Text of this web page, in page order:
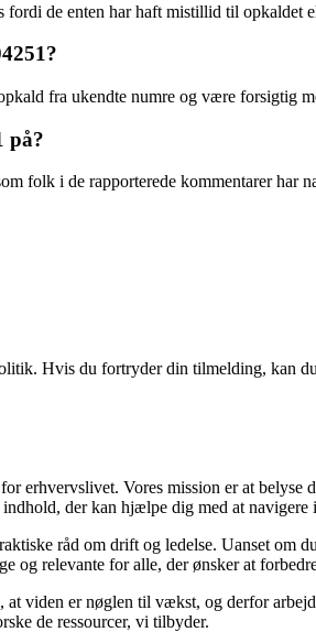
de enten har haft mistillid til opkaldet
fra ukendte numre og være forsigtig
på?
folk i de rapporterede kommentarer har
Hvis du fortryder din tilmelding, kan
Vores mission er at belyse
der kan hjælpe dig med at
råd om drift og ledelse. Uanset
relevante for alle, der ønsker at
viden er nøglen til vækst, og derfor
de ressourcer, vi tilbyder.